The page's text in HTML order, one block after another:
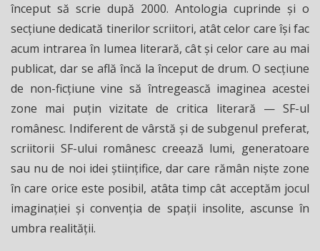
început să scrie după 2000. Antologia cuprinde și o
secțiune dedicată tinerilor scriitori, atât celor care își fac
acum intrarea în lumea literară, cât și celor care au mai
publicat, dar se află încă la început de drum. O secțiune
de non-ficțiune vine să întregească imaginea acestei
zone mai puțin vizitate de critica literară — SF-ul
românesc. Indiferent de vârstă și de subgenul preferat,
scriitorii SF-ului românesc creează lumi, generatoare
sau nu de noi idei ştiinţifice, dar care rămân nişte zone
în care orice este posibil, atâta timp cât acceptăm jocul
imaginaţiei şi convenţia de spaţii insolite, ascunse în
umbra realităţii.